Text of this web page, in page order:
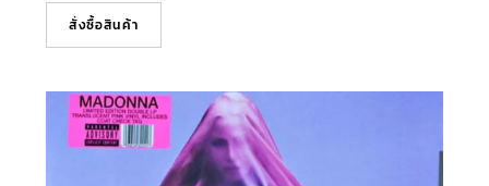
สั่งซื้อสินค้า